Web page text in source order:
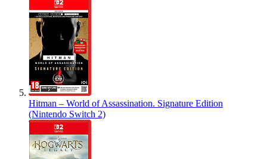
Hitman – World of Assassination. Signature Edition
(Nintendo Switch 2)